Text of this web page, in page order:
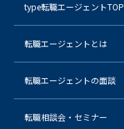
type転職エージェントTOP
転職エージェントとは
転職エージェントの面談
転職相談会・セミナー